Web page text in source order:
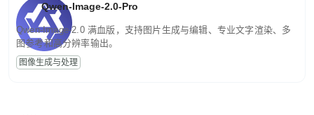
Qwen-Image-2.0-Pro
Qwen-Image-2.0 满血版，支持图片生成与编辑、专业文字渲染、多
图参考和高分辨率输出。
图像生成与处理